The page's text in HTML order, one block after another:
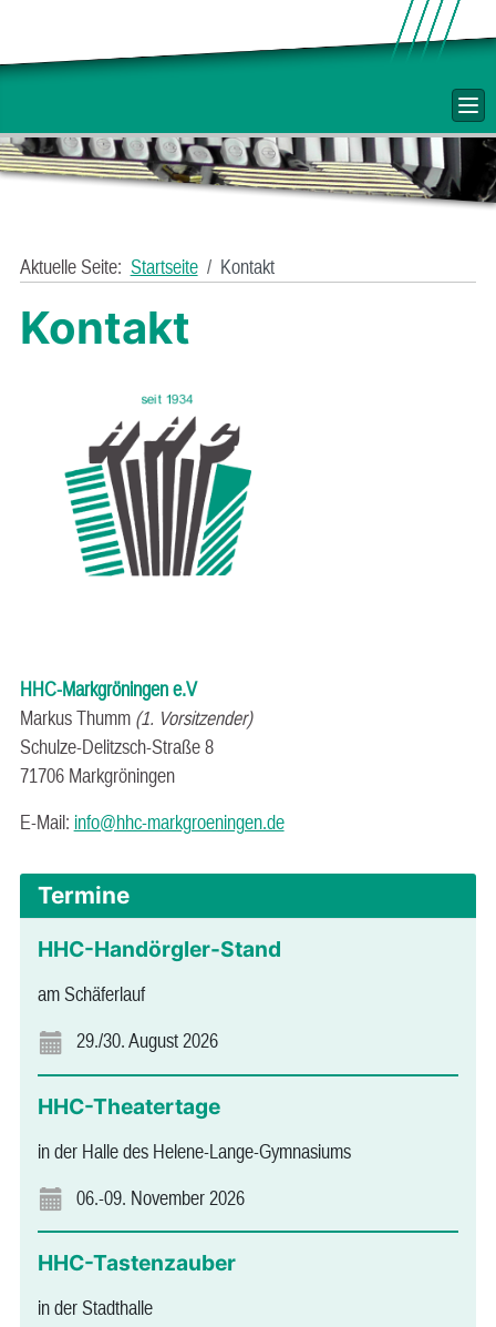
Aktuelle Seite: Startseite Kontakt
Kontakt
HHC-Markgröningen e.V
Markus Thumm (1. Vorsitzender)
Schulze-Delitzsch-Straße 8
71706 Markgröningen
E-Mail: info@hhc-markgroeningen.de
Termine
HHC-Handörgler-Stand
am Schäferlauf
29./30. August 2026
HHC-Theatertage
in der Halle des Helene-Lange-Gymnasiums
06.-09. November 2026
HHC-Tastenzauber
in der Stadthalle